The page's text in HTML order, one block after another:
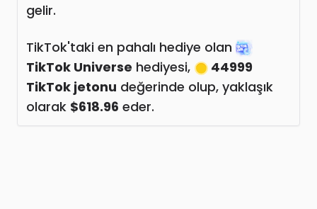
gelir.
TikTok'taki en pahalı hediye olan
TikTok Universe hediyesi,
44999
TikTok jetonu değerinde olup, yaklaşık
olarak $618.96 eder.